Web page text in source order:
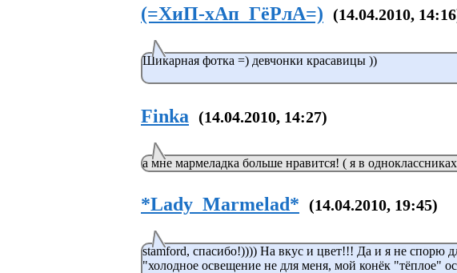
(=ХиП-хАп_ГёРлА=) (14.04.2010,
Шикарная фотка =) девчонки красавицы ))
Finka (14.04.2010, 14:27)
а мне мармеладка больше нравится! ( я в
*Lady_Marmelad* (14.04.2010, 19:45)
stamford, спасибо!)))) На вкус и цвет!!! Да и я не спорю
"холодное освещение не для меня, мой конёк "тёплое"